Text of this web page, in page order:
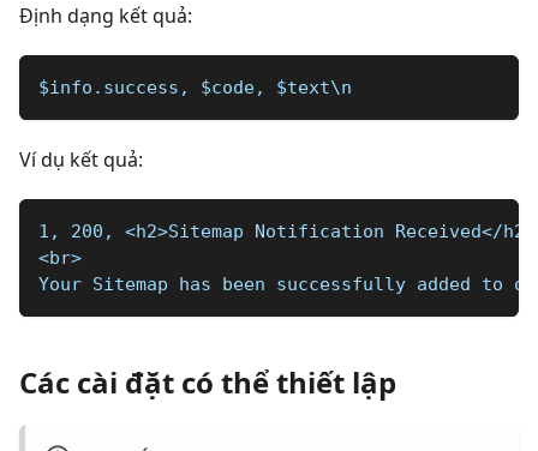
Định dạng kết quả:
$info.success, $code, $text\n
Ví dụ kết quả:
1, 200, <h2>Sitemap Notification Received</h2>
<br>
Your Sitemap has been successfully added
Các cài đặt có thể thiết lập